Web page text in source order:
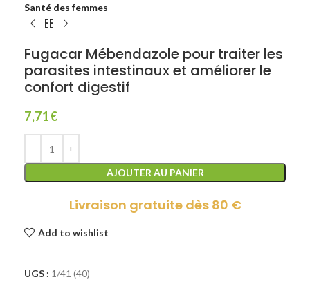
Santé des femmes
Fugacar Mébendazole pour traiter les
parasites intestinaux et améliorer le
confort digestif
7,71€
AJOUTER AU PANIER
Livraison gratuite dès 80 €
Add to wishlist
UGS : 1/41 (40)